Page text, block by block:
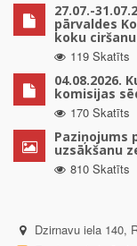
27.07.-
pārvaldes
koku ciršanu
119 Skatīts
04.08.2026.
komisijas
170 Skatīts
Paziņojums
uzsākšanu
810 Skatīts
Dzirnavu iela 140,